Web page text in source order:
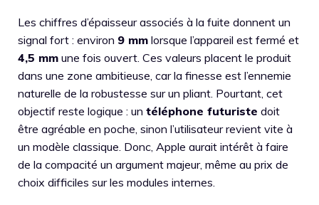
Les chiffres d’épaisseur associés à la fuite donnent un
signal fort : environ 9 mm lorsque l’appareil est fermé et
4,5 mm une fois ouvert. Ces valeurs placent le produit
dans une zone ambitieuse, car la finesse est l’ennemie
naturelle de la robustesse sur un pliant. Pourtant, cet
objectif reste logique : un téléphone futuriste doit
être agréable en poche, sinon l’utilisateur revient vite à
un modèle classique. Donc, Apple aurait intérêt à faire
de la compacité un argument majeur, même au prix de
choix difficiles sur les modules internes.